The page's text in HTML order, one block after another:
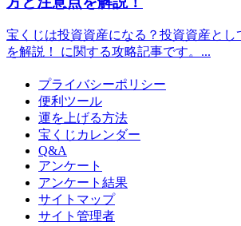
宝くじは投資資産になる？投資資産とし
を解説！ に関する攻略記事です。...
プライバシーポリシー
便利ツール
運を上げる方法
宝くじカレンダー
Q&A
アンケート
アンケート結果
サイトマップ
サイト管理者